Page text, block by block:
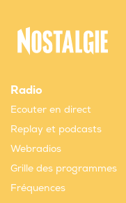
Radio
Ecouter en direct
Replay et podcasts
Webradios
Grille des programmes
Fréquences